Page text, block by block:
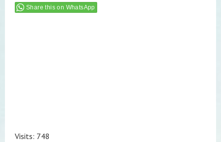
Share this on WhatsApp
Visits: 748